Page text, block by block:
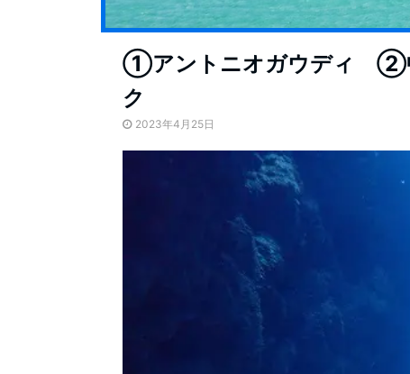
①アントニオガウディ ②
ク
2023年4月25日